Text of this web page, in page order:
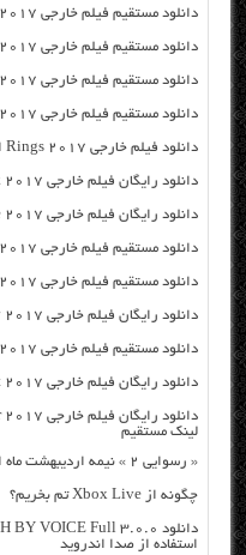
دانلود مستقیم فیلم خارجی Zeroville 2017 از سرور سایت
دانلود مستقیم فیلم خارجی The Mummy 2017 از سرور سایت
دانلود مستقیم فیلم خارجی The Fate of the Furious 2017 از سرور سایت
دانلود مستقیم فیلم خارجی Running Wild 2017 از سرور سایت
دانلود فیلم خارجی Rings 2017 از سرور سایت
دانلود رایگان فیلم خارجی Dunkirk 2017 با لینک مستقیم
دانلود رایگان فیلم خارجی Eloise 2017 با لینک مستقیم
دانلود مستقیم فیلم خارجی Essex Heist 2017 از سرور سایت
دانلود مستقیم فیلم خارجی Get the Girl 2017 از سرور سایت
دانلود رایگان فیلم خارجی iBoy 2017 با لینک مستقیم
دانلود مستقیم فیلم خارجی Justice League Dark 2017 از سرور سایت
دانلود رایگان فیلم خارجی Split 2017 با لینک مستقیم
لینک مستقیم
« رسوایی ۲ » نیمه اردیبهشت ماه اکران می شود
چگونه از Xbox Live تم بخریم؟
استفاده از صدا اندروید